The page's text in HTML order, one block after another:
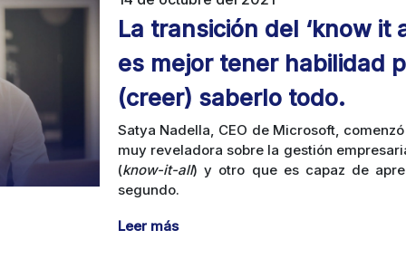
La transición del ‘know it
es mejor tener habilidad
(creer) saberlo todo.
Satya Nadella, CEO de Microsoft,
muy reveladora sobre la gestión
(know-it-all) y otro que es capaz de
segundo.
Leer más